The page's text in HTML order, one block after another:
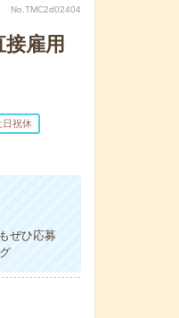
No.TMC2d02404
雇用
日祝休
ぜひ応募